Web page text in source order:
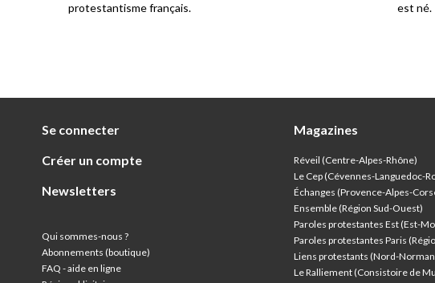
protestantisme français.
est né.
Se connecter
Créer un compte
Newsletters
Qui sommes-nous ?
Abonnements (boutique)
FAQ - aide en ligne
Magazines
Réveil (Centre-Alpes-Rhône)
Le Cep (Cévennes-Languedoc-
Échanges (Provence-Alpes-
Ensemble (Région Sud-Ouest)
Paroles protestantes Est (Est-
Paroles protestantes Paris
Liens protestants (Nord-
Le Ralliement (Consistoire de